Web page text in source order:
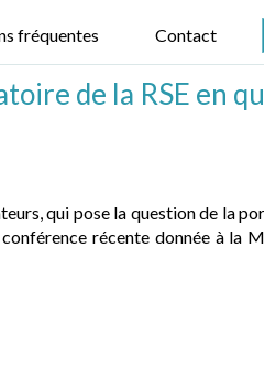
fréquentes Contact
de la RSE en
qui pose la question de la
récente donnée à la